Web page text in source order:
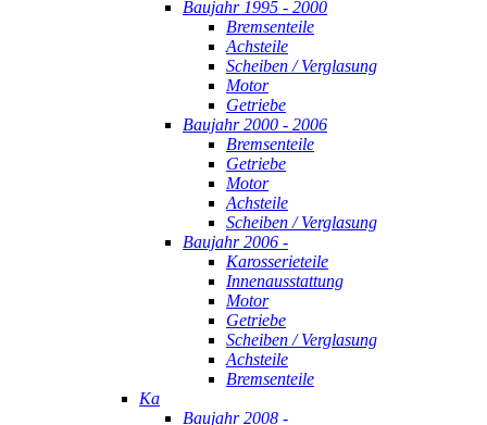
Baujahr 1995 - 2000
Bremsenteile
Achsteile
Scheiben / Verglasung
Motor
Getriebe
Baujahr 2000 - 2006
Bremsenteile
Getriebe
Motor
Achsteile
Scheiben / Verglasung
Baujahr 2006 -
Karosserieteile
Innenausstattung
Motor
Getriebe
Scheiben / Verglasung
Achsteile
Bremsenteile
Ka
Baujahr 2008 -